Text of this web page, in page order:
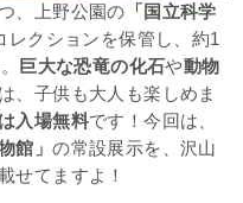
、上野公園の 「国立科学
レクションを保管し、約1
巨大な恐竜の化石や動物
、子供も大人も楽しめま
入場無料です！今回は、
館」の常設展示を、沢山
せてますよ！